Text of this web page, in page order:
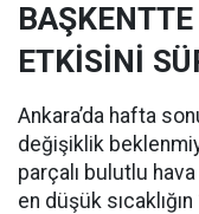
ETKİSİNİ
Ankara’da hafta
değişiklik
parçalı bulutlu
en düşük